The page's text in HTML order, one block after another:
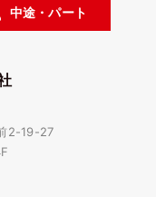
中途・パート
2-19-27